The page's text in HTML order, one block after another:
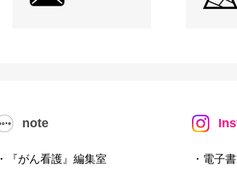
note
・『がん看護』編集室 ・電子